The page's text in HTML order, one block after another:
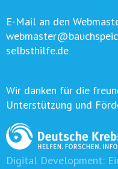
E-Mail an den
selbsthilfe.de
Wir danken für die
Unterstützung und
Digital Development: